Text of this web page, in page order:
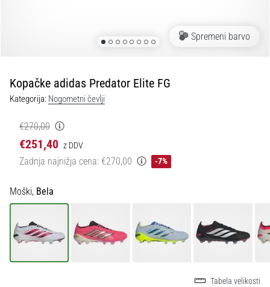
dotik
|
11teamsports
1. 7. 2025
1 min. branja
Play
for
Victories
se
Spremeni barvo
Kopačke adidas Predator Elite FG
Kategorija: Nogometni čevlji
€270,00
€251,40 z DDV
Zadnja najnižja cena: €270,00 -7%
Moški, Bela
Tabela velikosti